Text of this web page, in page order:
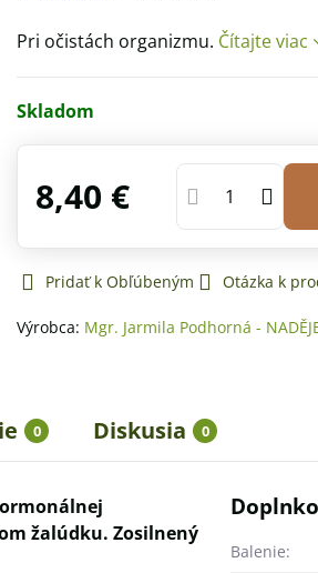
Pri očistách organizmu. Čítajte viac
Skladom
8,40 €
Pridať k Obľúbeným Otázka k
Výrobca: Mgr. Jarmila Podhorná -
0 Diskusia 0
žalúdku. Zosilnený
Balenie: